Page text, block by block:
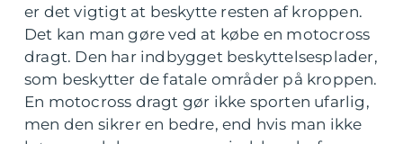
er det vigtigt at beskytte resten af kroppen.
Det kan man gøre ved at købe en motocross
dragt. Den har indbygget beskyttelsesplader,
som beskytter de fatale områder på kroppen.
En motocross dragt gør ikke sporten ufarlig,
men den sikrer en bedre, end hvis man ikke